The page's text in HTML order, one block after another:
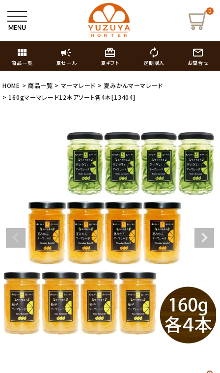
0
view_module
商品一覧
campaign
夏セール
card_giftcard
夏ギフト
autorenew
定期購入
mail_outline
お問合せ
HOME 商品一覧 マーマレード
夏みかんマーマレード
160gマーマレード12本アソート各4本[13404]